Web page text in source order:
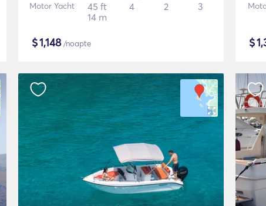
Motor Yacht
45 ft
14 m
4 2 3
$1,148/noapte $